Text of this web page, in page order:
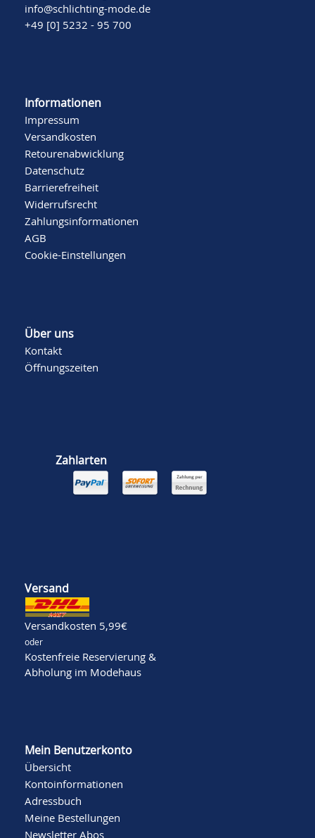
info@schlichting-mode.de
+49 [0] 5232 - 95 700
Informationen
Impressum
Versandkosten
Retourenabwicklung
Datenschutz
Barrierefreiheit
Widerrufsrecht
Zahlungsinformationen
AGB
Cookie-Einstellungen
Über uns
Kontakt
Öffnungszeiten
Zahlarten
Versand
Versandkosten 5,99€
oder
Kostenfreie Reservierung &
Abholung im Modehaus
Mein Benutzerkonto
Übersicht
Kontoinformationen
Adressbuch
Meine Bestellungen
Newsletter Abos